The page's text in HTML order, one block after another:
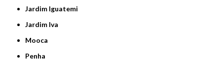
Jardim Iguatemi
Jardim Iva
Mooca
Penha